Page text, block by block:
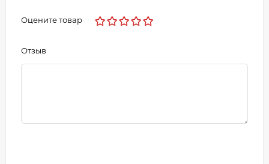
Оцените товар
Отзыв